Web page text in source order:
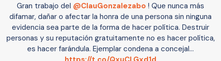
Gran trabajo del @ClauGonzalezabo ! Que nunca más
difamar, dañar o afectar la honra de una persona sin ninguna
evidencia sea parte de la forma de hacer política. Destruir
personas y su reputación gratuitamente no es hacer política,
es hacer farándula. Ejemplar condena a concejal…